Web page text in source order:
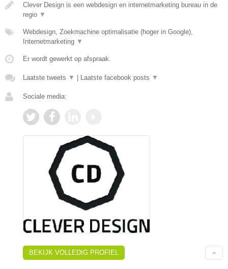
Clever Design is een webdesign en internetmarketing bureau in de
regio ▼
Webdesign, Zoekmachine optimalisatie (hoger in Google),
Internetmarketing ▼
Er wordt gewerkt op afspraak.
Laatste tweets ▼ Laatste facebook posts ▼
Sociale media:
BEKIJK VOLLEDIG PROFIEL